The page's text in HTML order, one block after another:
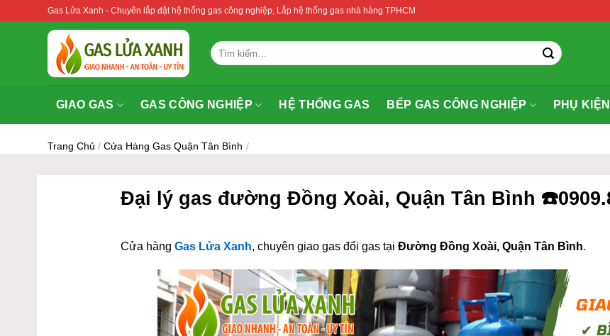
Gas Lửa Xanh - Chuyên lắp đặt hệ thống gas công nghiệp, Lắp hệ thống gas nhà hàng TPHCM
Tìm
kiếm:
GIAO GAS GAS CÔNG NGHIỆP HỆ THỐNG GAS BẾP GAS CÔNG NGHIỆP PHỤ
Trang Chủ / Cửa Hàng Gas Quận Tân Bình /
Đại lý gas đường Đồng Xoài, Quận Tân Bình
Cửa hàngGas Lửa Xanh, chuyên giao gas đổi gas tạiĐường Đồng Xoài, Quận Tân Bình.